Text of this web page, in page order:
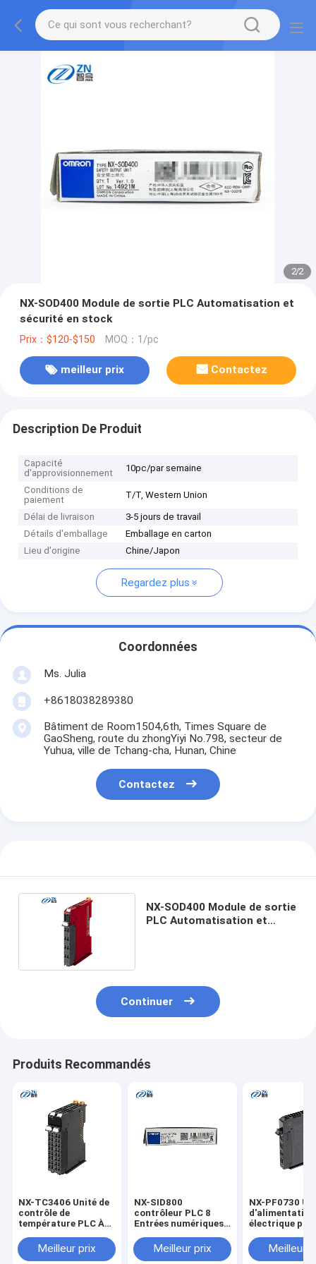
2/2
NX-SOD400 Module de sortie PLC Automatisation et
sécurité en stock
Prix：$120-$150 MOQ：1/pc
meilleur prix Contactez
Description De Produit
Capacité
d'approvisionnement
10pc/par semaine
Conditions de
paiement
T/T, Western Union
Délai de livraison
3-5 jours de travail
Détails d'emballage
Emballage en carton
Lieu d'origine
Chine/Japon
Regardez plus
Coordonnées
Ms. Julia
+8618038289380
Bâtiment de Room1504,6th, Times Square de
GaoSheng, route du zhongYiyi No.798, secteur de
Yuhua, ville de Tchang-cha, Hunan, Chine
Contactez
NX-SOD400 Module de sortie
PLC Automatisation et
Continuer
Produits Recommandés
NX-TC3406 Unité de
contrôle de
température PLC À
Meilleur prix
NX-SID800
contrôleur PLC 8
Entrées numériques
rapideMeilleur prix
NX-PF0730
d'alimentation
électrique
Meilleur